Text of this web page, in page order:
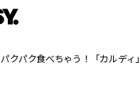
パクパク食べちゃう！「カルディ